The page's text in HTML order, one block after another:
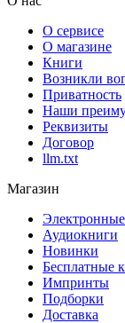
О сервисе
О магазине
Книги
Возникли
Приватность
Наши
Реквизиты
Договор
llm.txt
Магазин
Аудиокниги
Новинки
Бесплатные
Импринты
Подборки
Доставка